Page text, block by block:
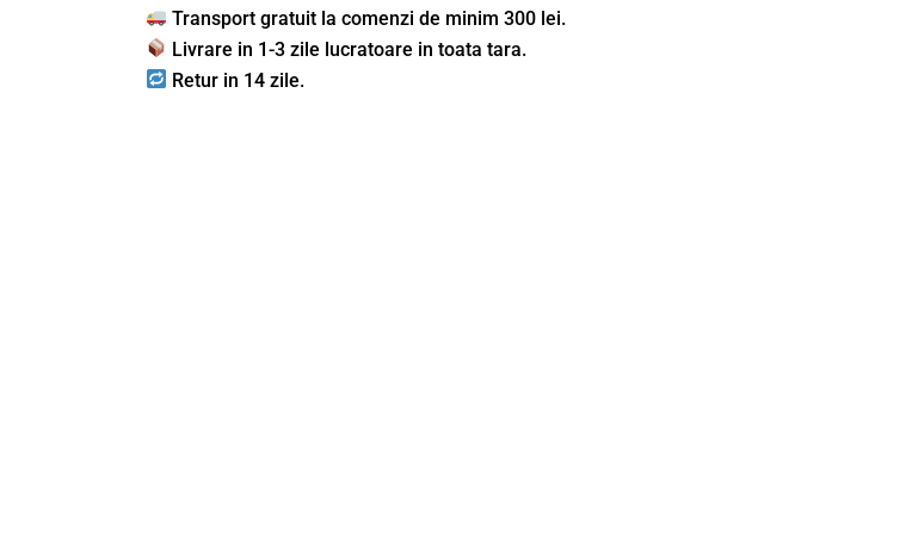
Transport gratuit la comenzi de minim 300 lei.
Livrare in 1-3 zile lucratoare in toata tara.
Retur in 14 zile.